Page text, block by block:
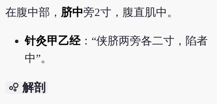
在腹中部， 脐中旁2寸，腹直肌中。
针灸甲乙经：“侠脐两旁各二寸，陷者
中”。
bubble_chart 解剖